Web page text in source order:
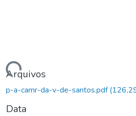
Carregando...
Arquivos
p-a-camr-da-v-de-santos.pdf
Data